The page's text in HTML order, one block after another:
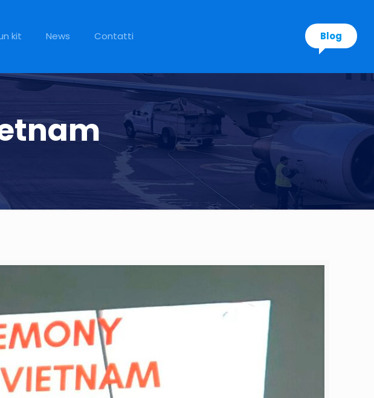
kit News Contatti Blog